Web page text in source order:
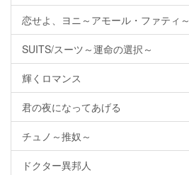
恋せよ、ヨニ～アモール・ファティ～
SUITS/スーツ～運命の選択～
輝くロマンス
君の夜になってあげる
チュノ～推奴～
ドクター異邦人